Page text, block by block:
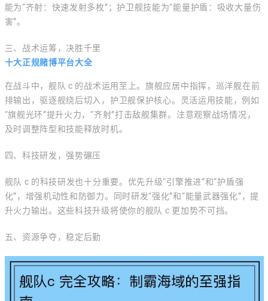
能为“齐射：快速发射多枚”；护卫舰技能为“能量护盾：吸收大量伤
害”。
三、战术运筹，决胜千里
十大正规赌博平台大全
在战斗中，舰队 c 的战术运用至上。旗舰应居中指挥，巡洋舰在前
排输出，驱逐舰绕后切入，护卫舰保护核心。灵活运用技能，例如
“旗舰光环”提升火力，“齐射”打击敌舰集群。注意观察战场情况，
及时调整阵型和技能释放时机。
四、科技研发，强势碾压
舰队 c 的科技研发也十分重要。优先升级“引擎推进”和“护盾强
化”，增强机动性和防御力。同时研发“强化”和“能量武器强化”，提
升火力输出。这些科技升级将使你的舰队 c 更加势不可挡。
五、资源争夺，稳定后勤